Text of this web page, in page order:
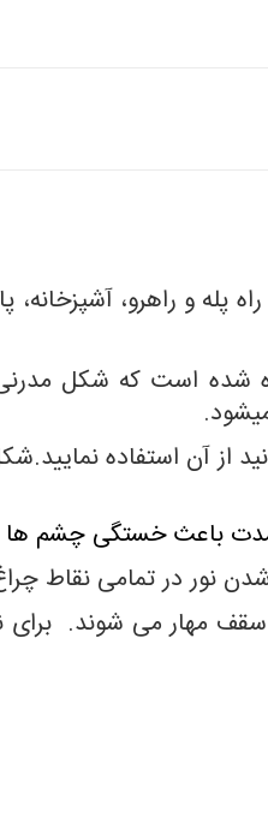
پله و راهرو، آشپزخانه،
است که شکل مدرنی
از آن استفاده
نور در تمامی نقاط
سقف مهار می شوند.